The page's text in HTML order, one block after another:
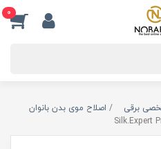
0
برقی
اصلاح موی بدن بانوان